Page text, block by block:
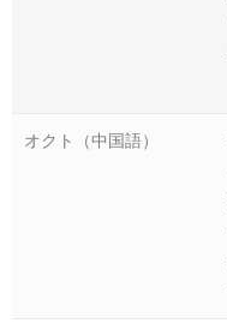
オクト（中国語）